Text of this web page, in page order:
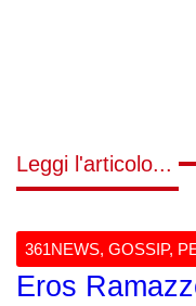
Leggi l'articolo...
361NEWS, GOSSIP,
Eros